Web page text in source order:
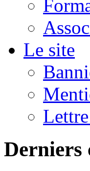
Le site
Derniers